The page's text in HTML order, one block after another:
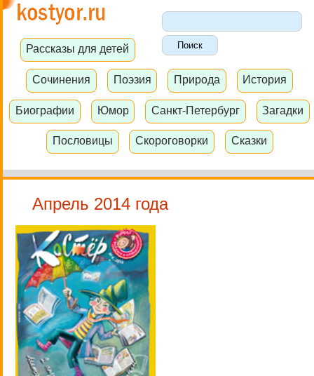
Рассказы для детей
Сочинения Поэзия Природа История
Биографии Юмор Санкт-Петербург Загадки
Пословицы Скороговорки Сказки
Апрель 2014 года